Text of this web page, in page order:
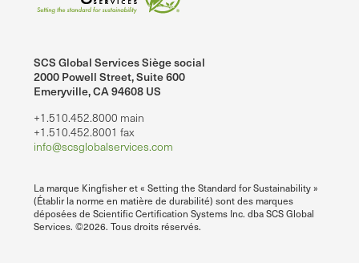
SCS Global Services Siège social
2000 Powell Street, Suite 600
Emeryville, CA 94608 US
+1.510.452.8000 main
+1.510.452.8001 fax
info@scsglobalservices.com
La marque Kingfisher et « Setting the Standard for Sustainability »
(Établir la norme en matière de durabilité) sont des marques
déposées de Scientific Certification Systems Inc. dba SCS Global
Services. ©2026. Tous droits réservés.